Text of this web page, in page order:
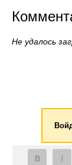
Не удалось
B I